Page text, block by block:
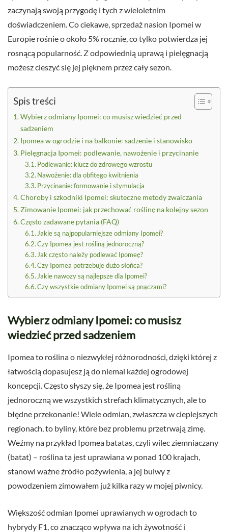
zaczynają swoją przygodę i tych z wieloletnim
doświadczeniem. Co ciekawe, sprzedaż nasion Ipomei w
Europie rośnie o około 5% rocznie, co tylko potwierdza jej
rosnącą popularność. Z odpowiednią uprawą i pielęgnacją
możesz cieszyć się jej pięknem przez cały sezon.
Spis treści
Wybierz odmiany Ipomei: co musisz wiedzieć przed
sadzeniem
Ipomea w ogrodzie i na balkonie: sadzenie i stanowisko
Pielęgnacja Ipomei: podlewanie, nawożenie i przycinanie
Podlewanie: klucz do zdrowego wzrostu
Nawożenie: dla obfitego kwitnienia
Przycinanie: formowanie i stymulacja
Choroby i szkodniki Ipomei: skuteczne metody zwalczania
Zimowanie Ipomei: jak przechować roślinę na kolejny sezon
Często zadawane pytania (FAQ)
Jakie są najpopularniejsze odmiany Ipomei?
Czy Ipomea jest rośliną jednoroczną?
Jak często należy podlewać Ipomeę?
Czy Ipomea potrzebuje dużo słońca?
Jakie nawozy są najlepsze dla Ipomei?
Czy wszystkie odmiany Ipomei są pnączami?
Wybierz odmiany Ipomei: co musisz
wiedzieć przed sadzeniem
Ipomea to roślina o niezwykłej różnorodności, dzięki której z
łatwością dopasujesz ją do niemal każdej ogrodowej
koncepcji. Często słyszy się, że Ipomea jest rośliną
jednoroczną we wszystkich strefach klimatycznych, ale to
błędne przekonanie! Wiele odmian, zwłaszcza w cieplejszych
regionach, to byliny, które bez problemu przetrwają zimę.
Weźmy na przykład Ipomea batatas, czyli wilec ziemniaczany
(batat) – roślina ta jest uprawiana w ponad 100 krajach,
stanowi ważne źródło pożywienia, a jej bulwy z
powodzeniem zimowałem już kilka razy w mojej piwnicy.
Większość odmian Ipomei uprawianych w ogrodach to
hybrydy F1, co znacząco wpływa na ich żywotność i